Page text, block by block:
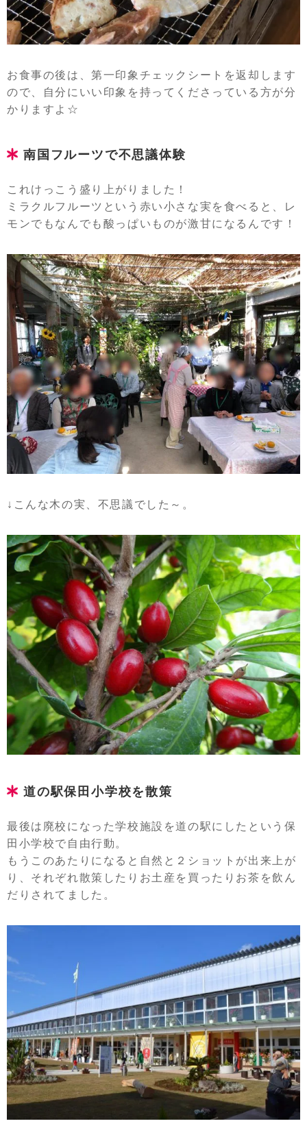
お食事の後は、第一印象チェックシートを返却します
ので、自分にいい印象を持ってくださっている方が分
かりますよ☆
南国フルーツで不思議体験
これけっこう盛り上がりました！
ミラクルフルーツという赤い小さな実を食べると、レ
モンでもなんでも酸っぱいものが激甘になるんです！
↓こんな木の実、不思議でした～。
道の駅保田小学校を散策
最後は廃校になった学校施設を道の駅にしたという保
田小学校で自由行動。
もうこのあたりになると自然と２ショットが出来上が
り、それぞれ散策したりお土産を買ったりお茶を飲ん
だりされてました。